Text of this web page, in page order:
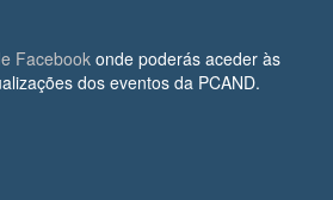
Facebook onde poderás aceder às
dos eventos da PCAND.